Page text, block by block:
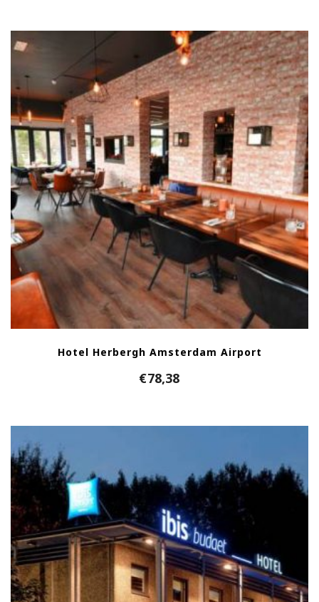
Hotel Herbergh Amsterdam Airport
€78,38